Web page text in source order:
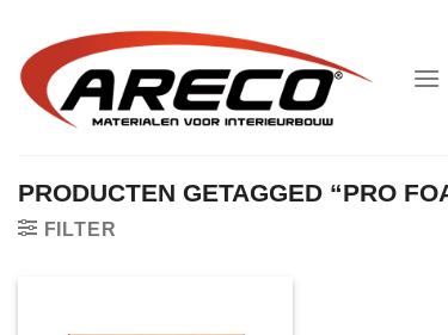
inhoud
PRODUCTEN GETAGGED “PRO
FILTER